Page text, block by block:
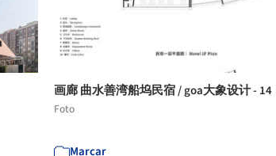
画廊 曲水善湾船坞民宿 / goa大象设计 - 14
Foto
Marcar